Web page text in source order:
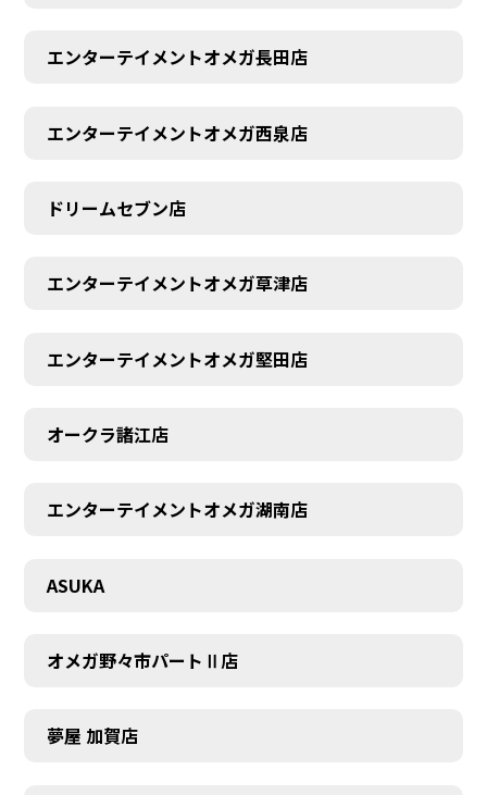
CONTACT
エンターテイメントオメガ長田店
エンターテイメントオメガ西泉店
ドリームセブン店
エンターテイメントオメガ草津店
エンターテイメントオメガ堅田店
オークラ諸江店
エンターテイメントオメガ湖南店
ASUKA
オメガ野々市パートⅡ店
夢屋 加賀店